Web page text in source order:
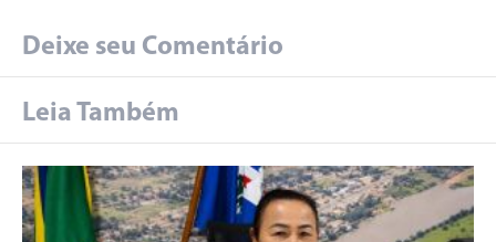
Deixe seu Comentário
Leia Também